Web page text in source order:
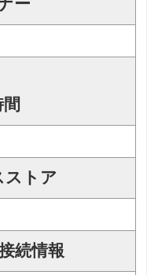
ー
ストア
続情報